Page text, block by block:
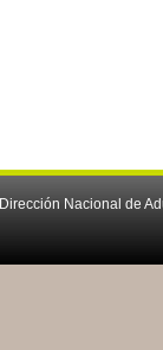
Dirección Nacional de